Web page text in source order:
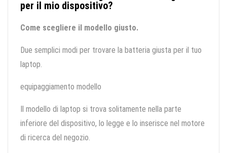
per il mio dispositivo?
Come scegliere il modello giusto.
Due semplici modi per trovare la batteria giusta per il tuo
laptop.
equipaggiamento modello
Il modello di laptop si trova solitamente nella parte
inferiore del dispositivo, lo legge e lo inserisce nel motore
di ricerca del negozio.